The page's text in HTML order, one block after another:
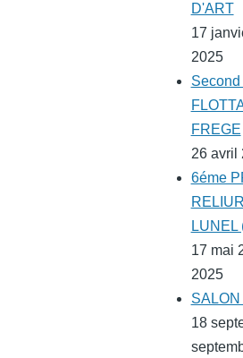
D'ART
17
2025
FREGE
26 avril
6éme
LUNEL
17 mai
2025
18